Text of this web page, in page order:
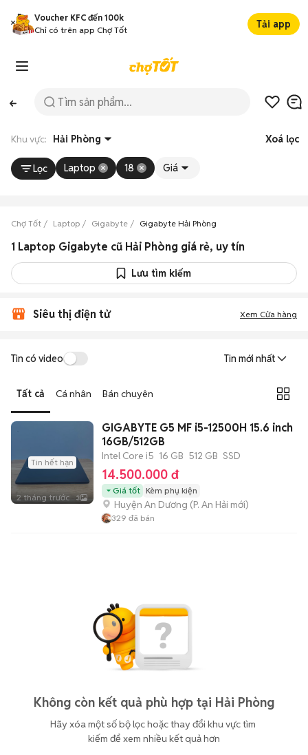
Voucher KFC đến 100k
Chỉ có trên app Chợ Tốt
Tải app
Khu vực: Hải Phòng Xoá lọc
Lọc Laptop 18 Giá
Chợ Tốt Laptop Gigabyte Gigabyte Hải Phòng
1 Laptop Gigabyte cũ Hải Phòng giá rẻ, uy tín
Lưu tìm kiếm
Siêu thị điện tử Xem Cửa hàng
Tin có video Tin mới nhất
Tất cả Cá nhân Bán chuyên
Tin hết hạn
2 tháng trước 3
GIGABYTE G5 MF i5-12500H 15.6 inch
16GB/512GB
Intel Core i5 16 GB 512 GB SSD
14.500.000 đ
Giá tốt Kèm phụ kiện
Huyện An Dương (P. An Hải mới)
329 đã bán
Không còn kết quả phù hợp tại Hải Phòng
Hãy xóa một số bộ lọc hoặc thay đổi khu vực tìm
kiếm để xem nhiều kết quả hơn